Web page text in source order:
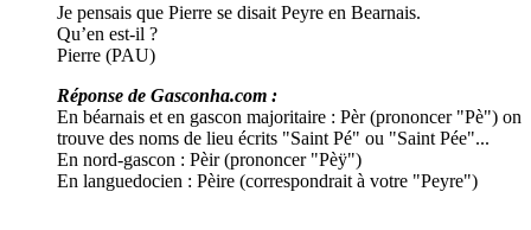
Je pensais que Pierre se disait Peyre en Bearnais.
Qu’en est-il ?
Pierre (PAU)
Réponse de Gasconha.com :
En béarnais et en gascon majoritaire : Pèr (prononcer "Pè") on
trouve des noms de lieu écrits "Saint Pé" ou "Saint Pée"...
En nord-gascon : Pèir (prononcer "Pèÿ")
En languedocien : Pèire (correspondrait à votre "Peyre")